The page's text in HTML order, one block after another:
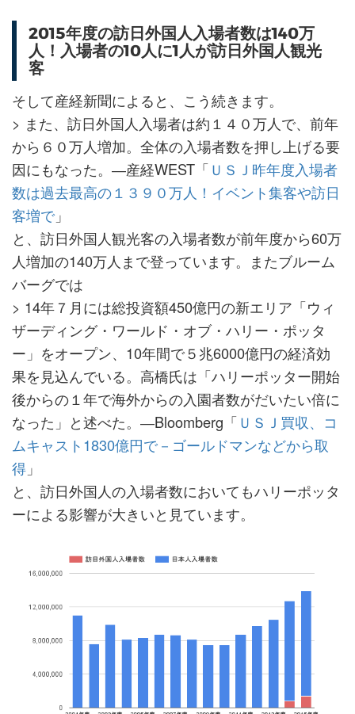
2015年度の訪日外国人入場者数は140万
人！入場者の10人に1人が訪日外国人観光
客
そして産経新聞によると、こう続きます。
> また、訪日外国人入場者は約１４０万人で、前年
から６０万人増加。全体の入場者数を押し上げる要
因にもなった。―産経WEST「ＵＳＪ昨年度入場者
数は過去最高の１３９０万人！イベント集客や訪日
客増で」
と、訪日外国人観光客の入場者数が前年度から60万
人増加の140万人まで登っています。またブルーム
バーグでは
> 14年７月には総投資額450億円の新エリア「ウィ
ザーディング・ワールド・オブ・ハリー・ポッタ
ー」をオープン、10年間で５兆6000億円の経済効
果を見込んでいる。高橋氏は「ハリーポッター開始
後からの１年で海外からの入園者数がだいたい倍に
なった」と述べた。―Bloomberg「ＵＳＪ買収、コ
ムキャスト1830億円で－ゴールドマンなどから取
得 」
と、訪日外国人の入場者数においてもハリーポッタ
ーによる影響が大きいと見ています。